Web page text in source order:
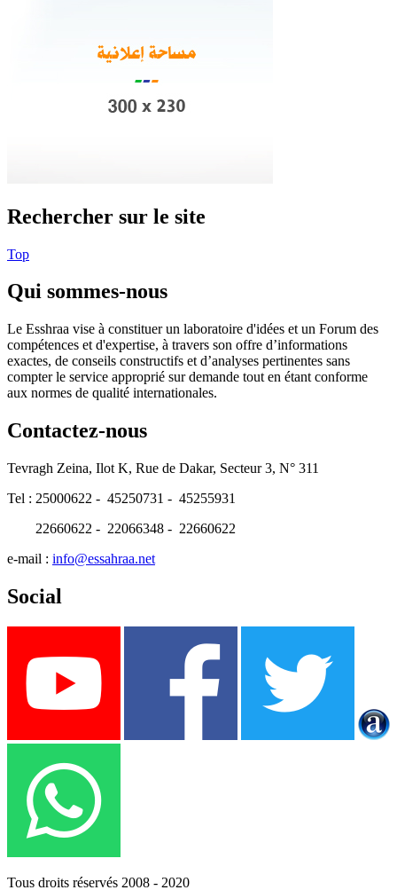
Rechercher sur le site
Top
Qui sommes-nous
Le Esshraa vise à constituer un laboratoire d'idées et un Forum des
compétences et d'expertise, à travers son offre d’informations
exactes, de conseils constructifs et d’analyses pertinentes sans
compter le service approprié sur demande tout en étant conforme
aux normes de qualité internationales.
Contactez-nous
Tevragh Zeina, Ilot K, Rue de Dakar, Secteur 3, N° 311
Tel : 25000622 - 45250731 - 45255931
22660622 - 22066348 - 22660622
e-mail : info@essahraa.net
Social
Tous droits réservés 2008 - 2020